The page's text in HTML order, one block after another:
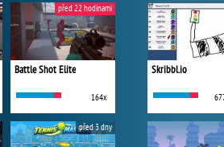
Battle Shot Elite
164x
před 22 hodinami
před 3 dny
Skribbl.io